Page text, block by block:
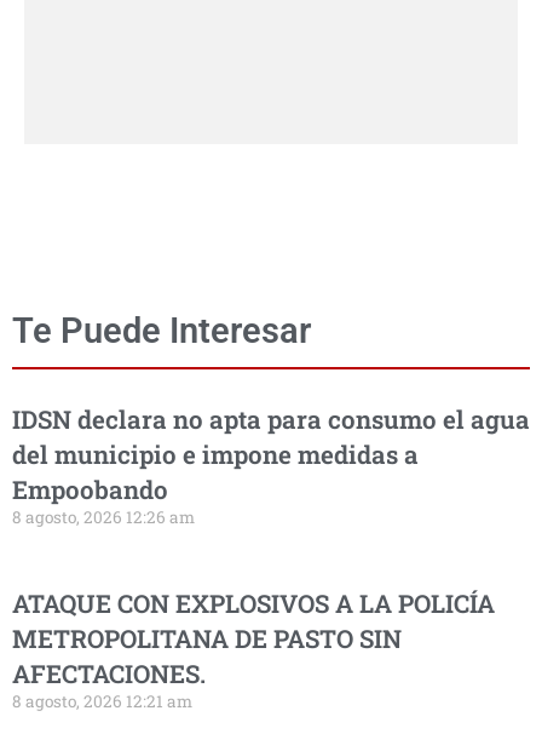
Te Puede Interesar
IDSN declara no apta para consumo el agua
del municipio e impone medidas a
Empoobando
8 agosto, 2026 12:26 am
ATAQUE CON EXPLOSIVOS A LA POLICÍA
METROPOLITANA DE PASTO SIN
AFECTACIONES.
8 agosto, 2026 12:21 am